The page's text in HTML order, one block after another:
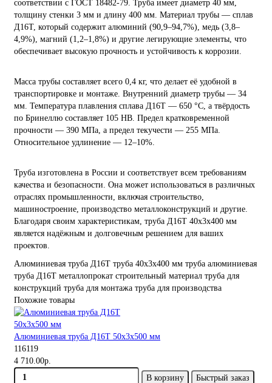
соответствии с ГОСТ 18482-79. Труба имеет диаметр 40 мм,
толщину стенки 3 мм и длину 400 мм. Материал трубы — сплав
Д16Т, который содержит алюминий (90,9–94,7%), медь (3,8–
4,9%), магний (1,2–1,8%) и другие легирующие элементы, что
обеспечивает высокую прочность и устойчивость к коррозии.
Масса трубы составляет всего 0,4 кг, что делает её удобной в
транспортировке и монтаже. Внутренний диаметр трубы — 34
мм. Температура плавления сплава Д16Т — 650 °C, а твёрдость
по Бринеллю составляет 105 HB. Предел кратковременной
прочности — 390 МПа, а предел текучести — 255 МПа.
Относительное удлинение — 12–10%.
Труба изготовлена в России и соответствует всем требованиям
качества и безопасности. Она может использоваться в различных
отраслях промышленности, включая строительство,
машиностроение, производство металлоконструкций и другие.
Благодаря своим характеристикам, труба Д16Т 40х3х400 мм
является надёжным и долговечным решением для ваших
проектов.
Алюминиевая труба Д16Т труба 40х3х400 мм труба алюминиевая
труба Д16Т металлопрокат строительный материал труба для
конструкций труба для монтажа труба для производства
Похожие товары
Алюминиевая труба Д16Т 50х3х500 мм
116119
4 710.00р.
В корзину
Быстрый заказ